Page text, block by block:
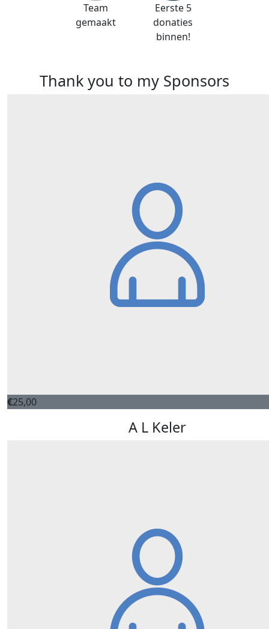
Team
gemaakt
Eerste 5
donaties
binnen!
Thank you to my Sponsors
€25,00
A L Keler